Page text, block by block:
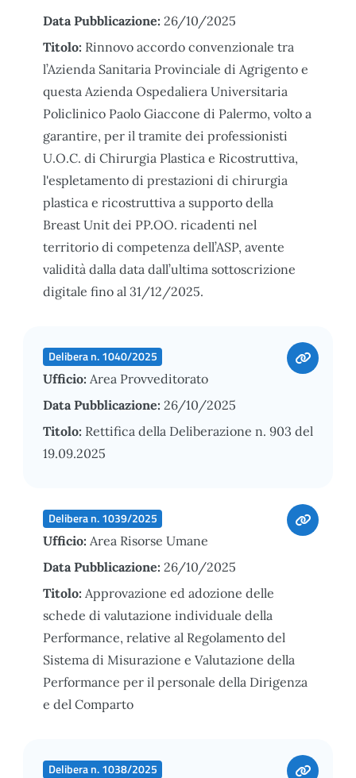
Data Pubblicazione: 26/10/2025
Titolo: Rinnovo accordo convenzionale tra
l’Azienda Sanitaria Provinciale di Agrigento e
questa Azienda Ospedaliera Universitaria
Policlinico Paolo Giaccone di Palermo, volto a
garantire, per il tramite dei professionisti
U.O.C. di Chirurgia Plastica e Ricostruttiva,
l'espletamento di prestazioni di chirurgia
plastica e ricostruttiva a supporto della
Breast Unit dei PP.OO. ricadenti nel
territorio di competenza dell’ASP, avente
validità dalla data dall’ultima sottoscrizione
digitale fino al 31/12/2025.
Delibera n. 1040/2025
Ufficio: Area Provveditorato
Data Pubblicazione: 26/10/2025
Titolo: Rettifica della Deliberazione n. 903 del
19.09.2025
Delibera n. 1039/2025
Ufficio: Area Risorse Umane
Data Pubblicazione: 26/10/2025
Titolo: Approvazione ed adozione delle
schede di valutazione individuale della
Performance, relative al Regolamento del
Sistema di Misurazione e Valutazione della
Performance per il personale della Dirigenza
e del Comparto
Delibera n. 1038/2025